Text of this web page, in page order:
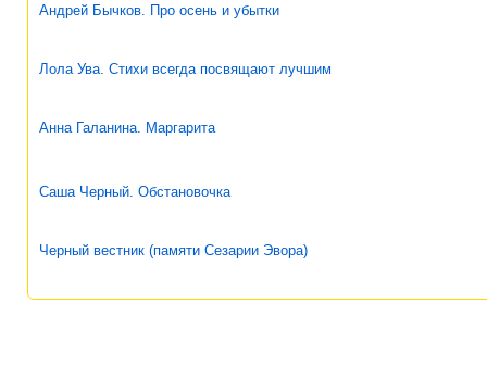
Андрей Бычков. Про осень и убытки
Лола Ува. Стихи всегда посвящают лучшим
Анна Галанина. Маргарита
Саша Черный. Обстановочка
Черный вестник (памяти Сезарии Эвора)